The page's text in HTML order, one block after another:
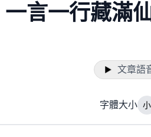
言一行藏滿
文章語
字體大小 小